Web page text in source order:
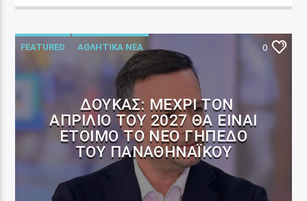
FEATURED ΑΘΛΗΤΙΚΑ ΝΕΑ
ΑΥΤΟΔΙΟΙΚΗΣΗ
0
ΔΟΎΚΑΣ: ΜΈΧΡΙ ΤΟΝ
ΑΠΡΊΛΙΟ ΤΟΥ 2027 ΘΑ ΕΊΝΑΙ
ΈΤΟΙΜΟ ΤΟ ΝΈΟ ΓΉΠΕΔΟ
ΤΟΥ ΠΑΝΑΘΗΝΑΪΚΟΎ